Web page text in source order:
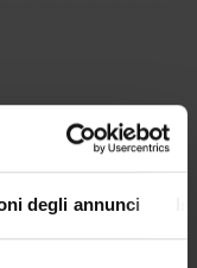
degli annunci